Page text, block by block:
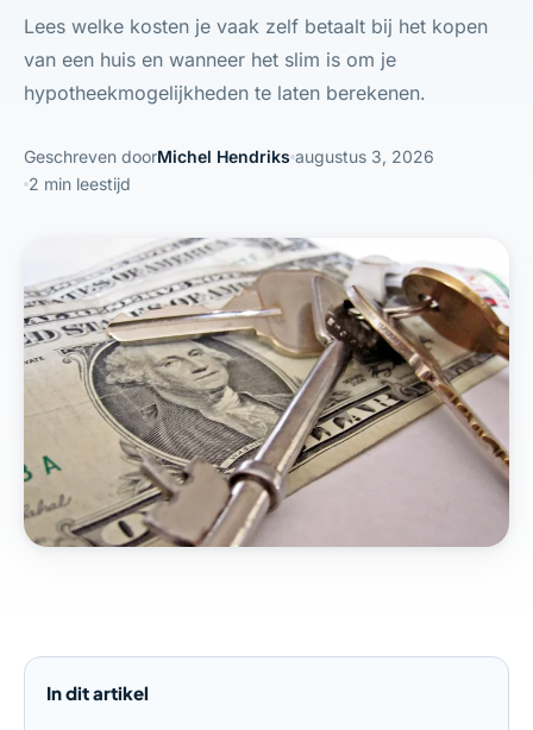
Lees welke kosten je vaak zelf betaalt bij het kopen
van een huis en wanneer het slim is om je
hypotheekmogelijkheden te laten berekenen.
Geschreven doorMichel Hendriks augustus 3, 2026
2 min leestijd
In dit artikel